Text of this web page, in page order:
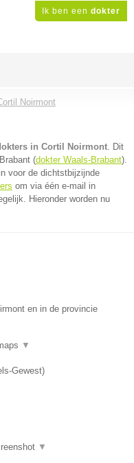
Ik ben een dokter
Noirmont
in Cortil Noirmont. Dit
(dokter Waals-Brabant).
voor de dichtstbijzijnde
om via één e-mail in
Hieronder worden nu
en in de provincie
▼
Gewest)
▼